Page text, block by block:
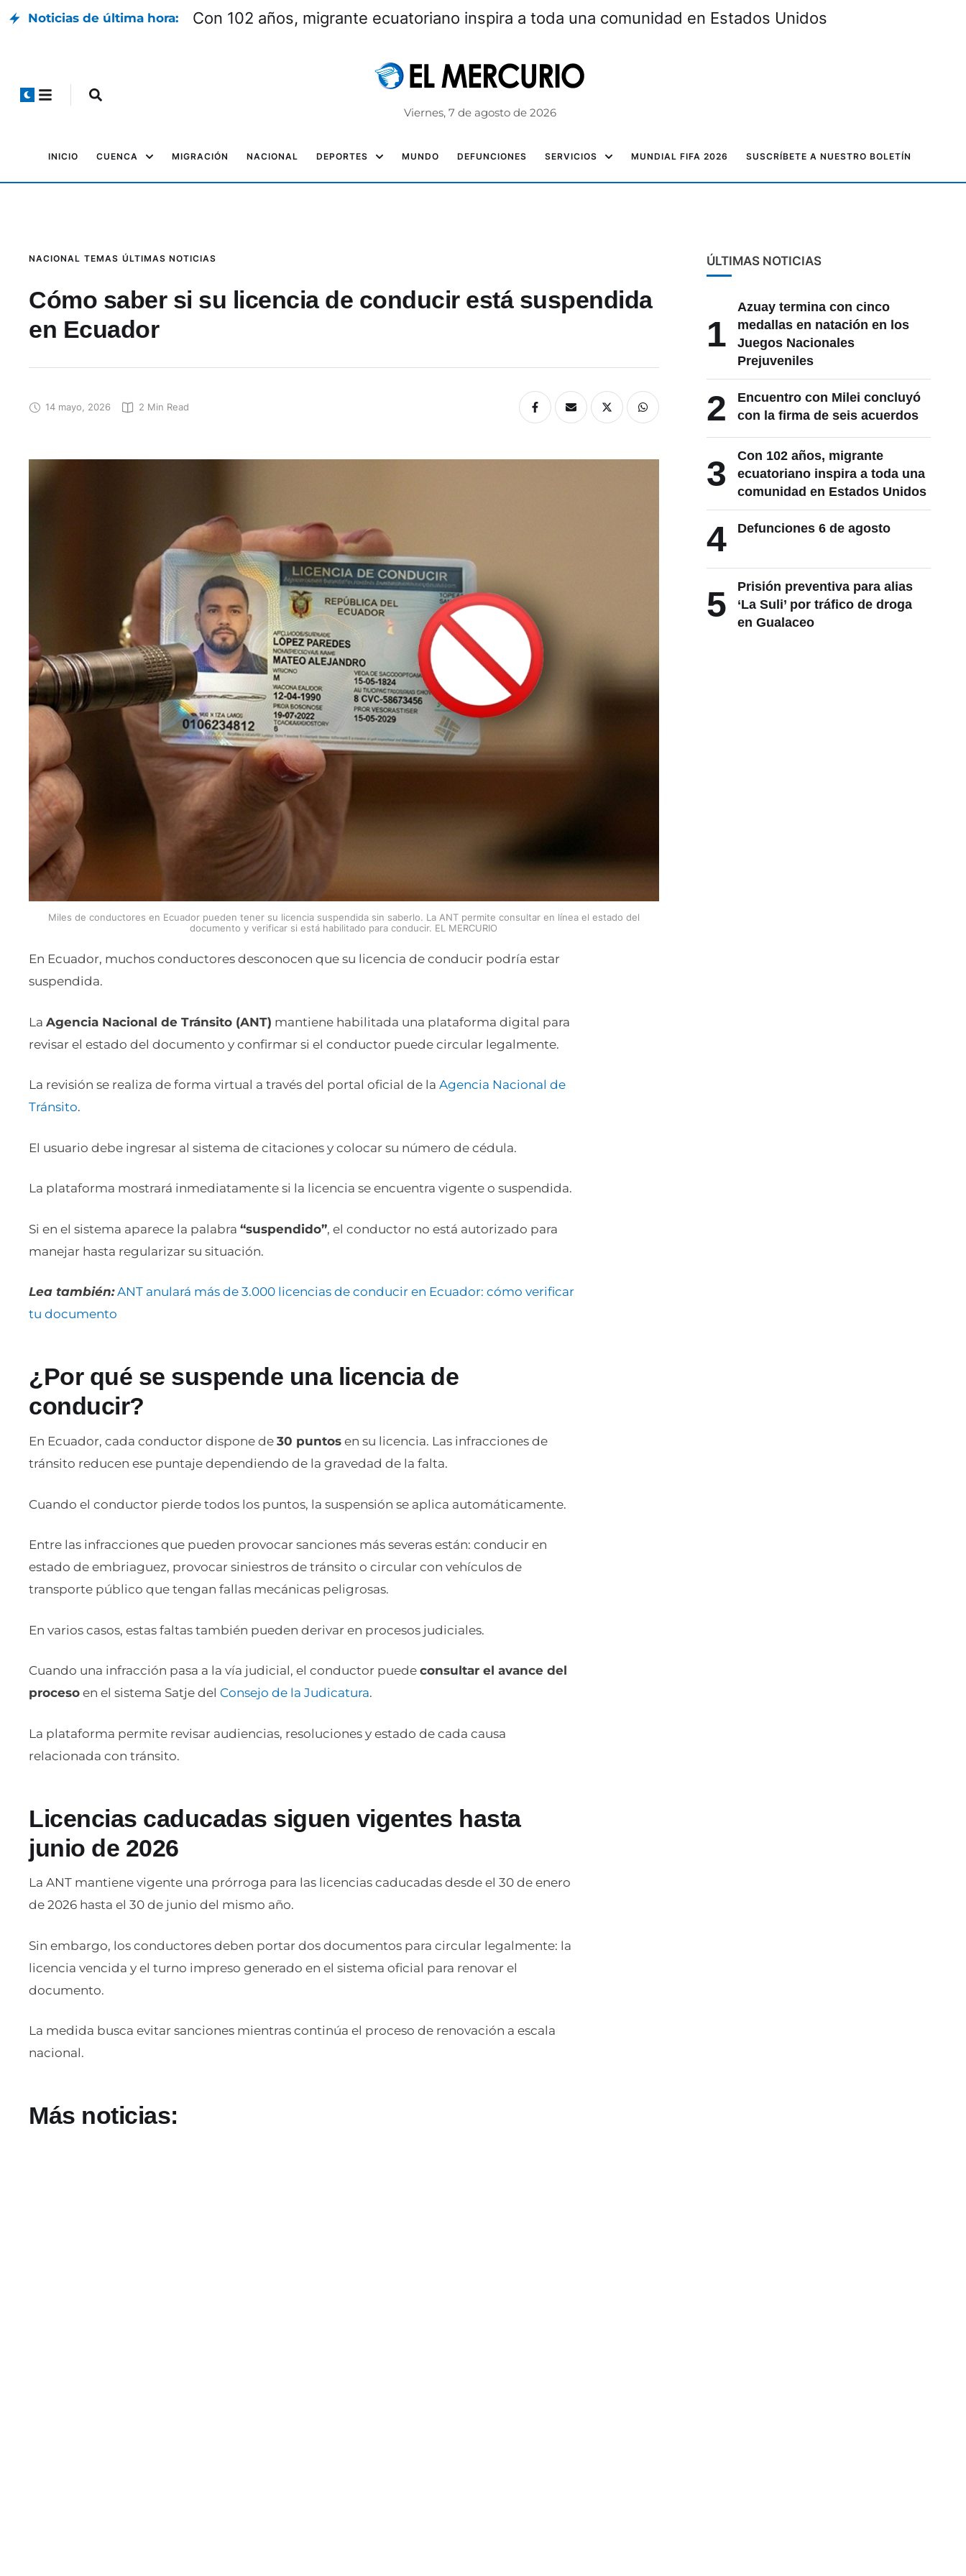
Noticias de última hora: Con 102 años, migrante ecuatoriano inspira a toda una comunidad en Estados Unidos
Viernes, 7 de agosto de 2026
INICIO CUENCA MIGRACIÓN NACIONAL DEPORTES MUNDO DEFUNCIONES SERVICIOS MUNDIAL FIFA 2026 SUSCRÍBETE A NUESTRO BOLETÍN
NACIONAL TEMAS ÚLTIMAS NOTICIAS
Cómo saber si su licencia de conducir está suspendida
en Ecuador
14 mayo, 2026 2 Min Read
Miles de conductores en Ecuador pueden tener su licencia suspendida sin saberlo. La ANT permite consultar en línea el estado del
documento y verificar si está habilitado para conducir. EL MERCURIO
En Ecuador, muchos conductores desconocen que su licencia de conducir podría estar
suspendida.
La Agencia Nacional de Tránsito (ANT) mantiene habilitada una plataforma digital para
revisar el estado del documento y confirmar si el conductor puede circular legalmente.
La revisión se realiza de forma virtual a través del portal oficial de la Agencia Nacional de
Tránsito.
El usuario debe ingresar al sistema de citaciones y colocar su número de cédula.
La plataforma mostrará inmediatamente si la licencia se encuentra vigente o suspendida.
Si en el sistema aparece la palabra “suspendido”, el conductor no está autorizado para
manejar hasta regularizar su situación.
Lea también: ANT anulará más de 3.000 licencias de conducir en Ecuador: cómo verificar
tu documento
¿Por qué se suspende una licencia de
conducir?
En Ecuador, cada conductor dispone de 30 puntos en su licencia. Las infracciones de
tránsito reducen ese puntaje dependiendo de la gravedad de la falta.
Cuando el conductor pierde todos los puntos, la suspensión se aplica automáticamente.
Entre las infracciones que pueden provocar sanciones más severas están: conducir en
estado de embriaguez, provocar siniestros de tránsito o circular con vehículos de
transporte público que tengan fallas mecánicas peligrosas.
En varios casos, estas faltas también pueden derivar en procesos judiciales.
Cuando una infracción pasa a la vía judicial, el conductor puede consultar el avance del
proceso en el sistema Satje del Consejo de la Judicatura.
La plataforma permite revisar audiencias, resoluciones y estado de cada causa
relacionada con tránsito.
Licencias caducadas siguen vigentes hasta
junio de 2026
La ANT mantiene vigente una prórroga para las licencias caducadas desde el 30 de enero
de 2026 hasta el 30 de junio del mismo año.
Sin embargo, los conductores deben portar dos documentos para circular legalmente: la
licencia vencida y el turno impreso generado en el sistema oficial para renovar el
documento.
La medida busca evitar sanciones mientras continúa el proceso de renovación a escala
nacional.
Más noticias:
ÚLTIMAS NOTICIAS
1
Azuay termina con cinco
medallas en natación en los
Juegos Nacionales
Prejuveniles
2
Encuentro con Milei concluyó
con la firma de seis acuerdos
3
Con 102 años, migrante
ecuatoriano inspira a toda una
comunidad en Estados Unidos
4 Defunciones 6 de agosto
5
Prisión preventiva para alias
‘La Suli’ por tráfico de droga
en Gualaceo